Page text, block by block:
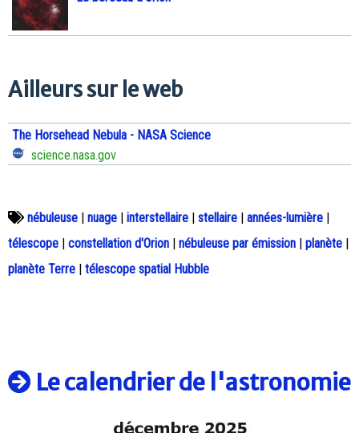
Ailleurs sur le web
The Horsehead Nebula - NASA Science
science.nasa.gov
nébuleuse nuage interstellaire stellaire années-lumière
télescope
constellation d'Orion nébuleuse par émission planète
planète Terre
télescope spatial Hubble
Le calendrier de l'astronomie